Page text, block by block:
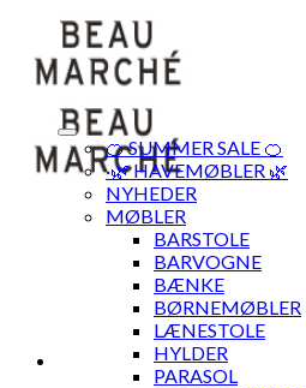
content
🍊 SUMMER SALE 🍊
·🌿 HAVEMØBLER 🌿
NYHEDER
MØBLER
BARSTOLE
BARVOGNE
BÆNKE
BØRNEMØBLER
LÆNESTOLE
HYLDER
PARASOL